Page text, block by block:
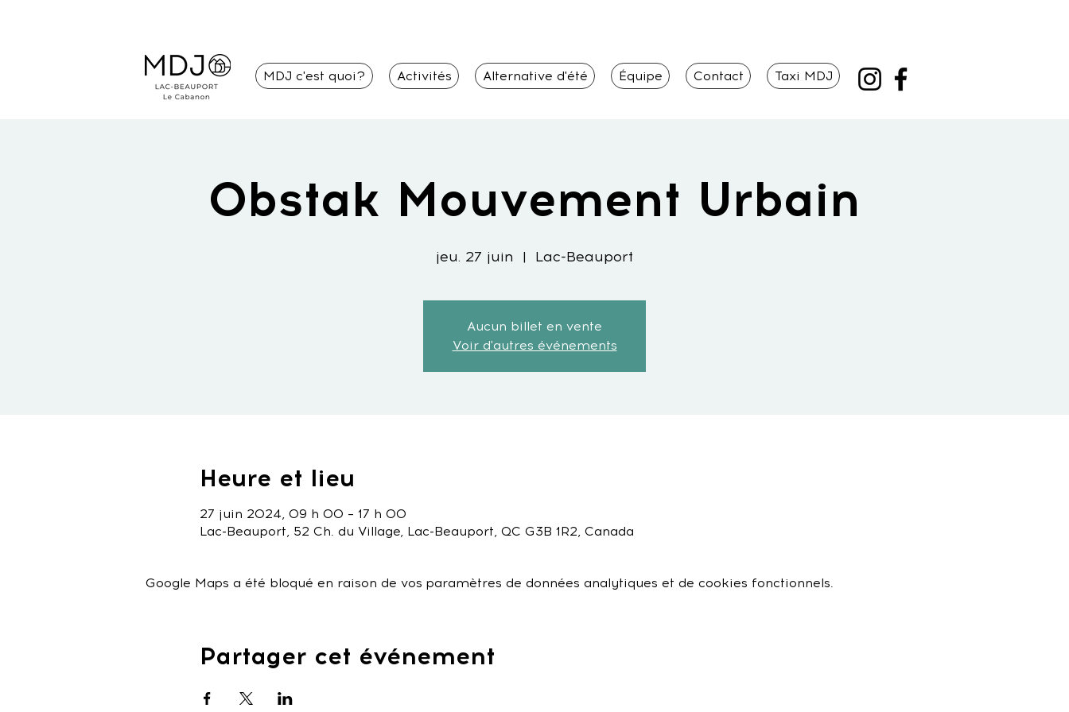
MDJ c'est quoi? Activités Alternative d'été Équipe Contact Taxi MDJ
Obstak Mouvement Urbain
jeu. 27 juin
  |
Lac-Beauport
Aucun billet en vente
Voir d'autres événements
Heure et lieu
27 juin 2024, 09 h 00 – 17 h 00
Lac-Beauport, 52 Ch. du Village, Lac-Beauport, QC G3B 1R2, Canada
Google Maps a été bloqué en raison de vos paramètres de données analytiques et de cookies fonctionnels.
Partager cet événement